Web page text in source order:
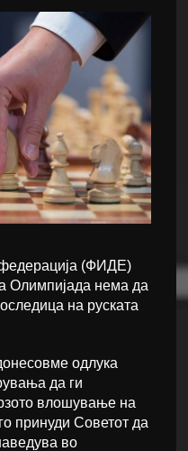
(ФИДЕ)
Олимпијада нема да
на руската
одлука
да ги
влошување на
принуди Советот да
во